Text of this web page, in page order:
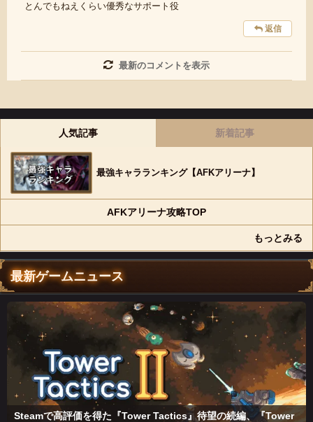
とんでもねえくらい優秀なサポート役
返信
最新のコメントを表示
人気記事 新着記事
最強キャラランキング【AFKアリーナ】
AFKアリーナ攻略TOP
もっとみる
最新ゲームニュース
Steamで高評価を得た『Tower Tactics』待望の続編、『Tower